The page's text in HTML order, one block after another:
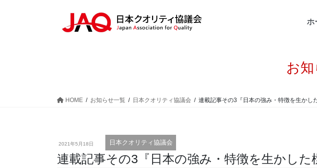
ホ
お
HOME お知らせ一覧 日本クオリティ協議会 連載記事その3『日本の強み・特徴を生かし
2021年5月18日 日本クオリティ協議会
連載記事その3『日本の強み・特徴を生かした